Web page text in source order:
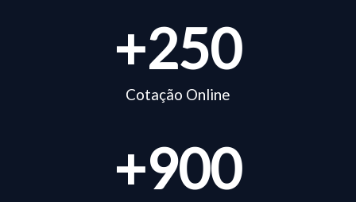
Cotação Online
+250
+900